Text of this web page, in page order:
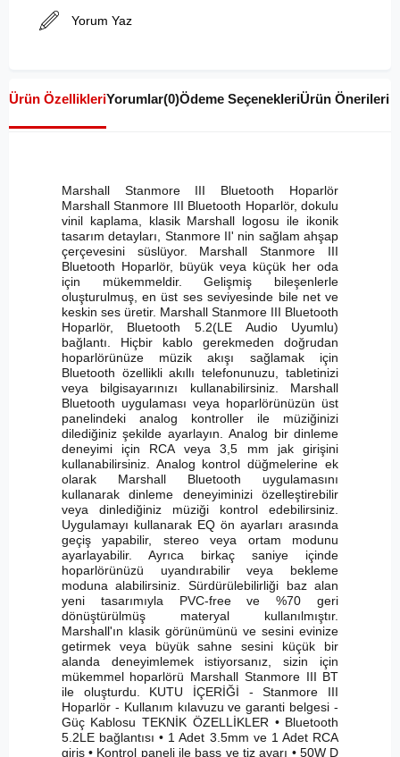
Yorum Yaz
Ürün ÖzellikleriYorumlar(0)Ödeme SeçenekleriÜrün Önerileri
Marshall Stanmore III Bluetooth Hoparlör
Marshall Stanmore III Bluetooth Hoparlör, dokulu
vinil kaplama, klasik Marshall logosu ile ikonik
tasarım detayları, Stanmore II' nin sağlam ahşap
çerçevesini süslüyor. Marshall Stanmore III
Bluetooth Hoparlör, büyük veya küçük her oda
için mükemmeldir. Gelişmiş bileşenlerle
oluşturulmuş, en üst ses seviyesinde bile net ve
keskin ses üretir. Marshall Stanmore III Bluetooth
Hoparlör, Bluetooth 5.2(LE Audio Uyumlu)
bağlantı. Hiçbir kablo gerekmeden doğrudan
hoparlörünüze müzik akışı sağlamak için
Bluetooth özellikli akıllı telefonunuzu, tabletinizi
veya bilgisayarınızı kullanabilirsiniz. Marshall
Bluetooth uygulaması veya hoparlörünüzün üst
panelindeki analog kontroller ile müziğinizi
dilediğiniz şekilde ayarlayın. Analog bir dinleme
deneyimi için RCA veya 3,5 mm jak girişini
kullanabilirsiniz. Analog kontrol düğmelerine ek
olarak Marshall Bluetooth uygulamasını
kullanarak dinleme deneyiminizi özelleştirebilir
veya dinlediğiniz müziği kontrol edebilirsiniz.
Uygulamayı kullanarak EQ ön ayarları arasında
geçiş yapabilir, stereo veya ortam modunu
ayarlayabilir. Ayrıca birkaç saniye içinde
hoparlörünüzü uyandırabilir veya bekleme
moduna alabilirsiniz. Sürdürülebilirliği baz alan
yeni tasarımıyla PVC-free ve %70 geri
dönüştürülmüş materyal kullanılmıştır.
Marshall'ın klasik görünümünü ve sesini evinize
getirmek veya büyük sahne sesini küçük bir
alanda deneyimlemek istiyorsanız, sizin için
mükemmel hoparlörü Marshall Stanmore III BT
ile oluşturdu. KUTU İÇERİĞİ - Stanmore III
Hoparlör - Kullanım kılavuzu ve garanti belgesi -
Güç Kablosu TEKNİK ÖZELLİKLER • Bluetooth
5.2LE bağlantısı • 1 Adet 3.5mm ve 1 Adet RCA
giriş • Kontrol paneli ile bass ve tiz ayarı • 50W D